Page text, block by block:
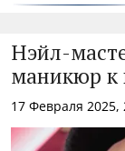
Нэйл-
маникюр к
17 Февраля